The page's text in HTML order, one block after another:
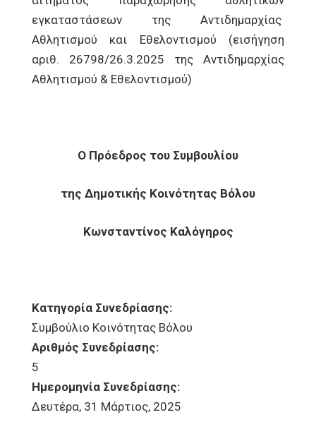
εγκαταστάσεων της Αντιδημαρχίας
Αθλητισμού και Εθελοντισμού (εισήγηση
αριθ. 26798/26.3.2025 της Αντιδημαρχίας
Αθλητισμού & Εθελοντισμού)
Ο Πρόεδρος του Συμβουλίου
της Δημοτικής Κοινότητας Βόλου
Κωνσταντίνος Καλόγηρος
Κατηγορία Συνεδρίασης:
Συμβούλιο Κοινότητας Βόλου
Αριθμός Συνεδρίασης:
5
Ημερομηνία Συνεδρίασης:
Δευτέρα, 31 Μάρτιος, 2025